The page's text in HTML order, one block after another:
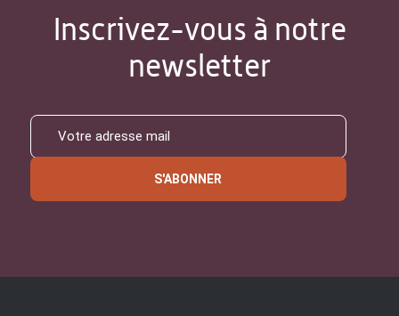
Inscrivez-vous à notre
newsletter
S'ABONNER